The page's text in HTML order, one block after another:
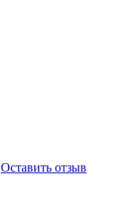
Оставить отзыв